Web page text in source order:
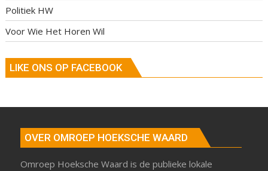
Politiek HW
Voor Wie Het Horen Wil
LIKE ONS OP FACEBOOK
OVER OMROEP HOEKSCHE WAARD
Omroep Hoeksche Waard is de publieke lokale